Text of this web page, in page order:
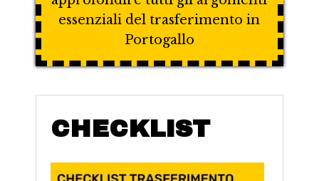
essenziali del trasferimento in
Portogallo
CHECKLIST